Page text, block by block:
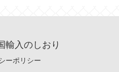
輸入のしおり
ーポリシー